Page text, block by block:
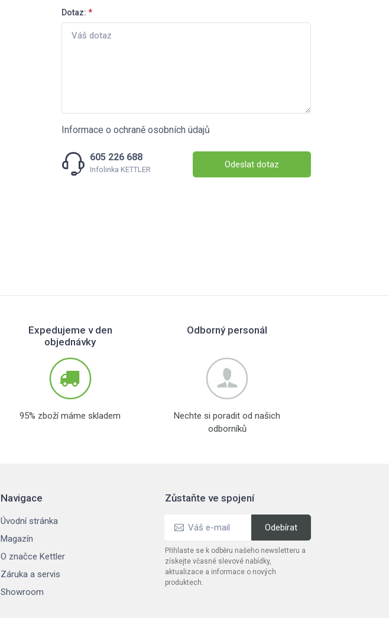
Dotaz: *
Informace o ochraně osobních údajů
605 226 688
Infolinka KETTLER Odeslat dotaz
Expedujeme v den
objednávky
95% zboží máme skladem
Odborný personál
Nechte si poradit od našich
odborníků
Navigace
Úvodní stránka
Magazín
O značce Kettler
Záruka a servis
Showroom
Zůstaňte ve spojení
Přihlaste se k odběru našeho newsletteru a
získejte včasné slevové nabídky,
aktualizace a informace o nových
produktech.